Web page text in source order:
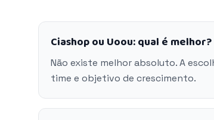
Ciashop ou Uoou: qual é melhor?
Não existe melhor absoluto. A
time e objetivo de crescimento.